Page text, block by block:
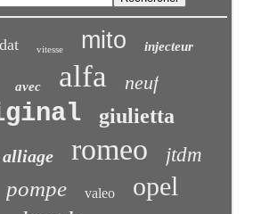
vitesse mito injecteur
avec alfa neuf
giulietta
alliage romeo jtdm
pompe valeo opel